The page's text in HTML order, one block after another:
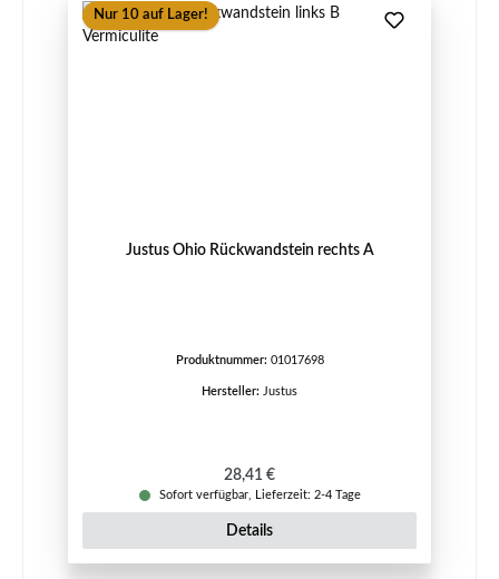
Nur 10 auf Lager!
Justus Ohio Rückwandstein rechts A
Produktnummer: 01017698
Hersteller: Justus
Regulärer Preis:
28,41 €
Sofort verfügbar, Lieferzeit: 2-4 Tage
Details